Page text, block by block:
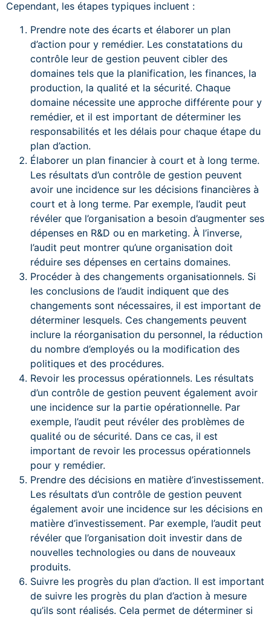
Cependant, les étapes typiques incluent :
Prendre note des écarts et élaborer un plan
d’action pour y remédier. Les constatations du
contrôle leur de gestion peuvent cibler des
domaines tels que la planification, les finances, la
production, la qualité et la sécurité. Chaque
domaine nécessite une approche différente pour y
remédier, et il est important de déterminer les
responsabilités et les délais pour chaque étape du
plan d’action.
Élaborer un plan financier à court et à long terme.
Les résultats d’un contrôle de gestion peuvent
avoir une incidence sur les décisions financières à
court et à long terme. Par exemple, l’audit peut
révéler que l’organisation a besoin d’augmenter ses
dépenses en R&D ou en marketing. À l’inverse,
l’audit peut montrer qu’une organisation doit
réduire ses dépenses en certains domaines.
Procéder à des changements organisationnels. Si
les conclusions de l’audit indiquent que des
changements sont nécessaires, il est important de
déterminer lesquels. Ces changements peuvent
inclure la réorganisation du personnel, la réduction
du nombre d’employés ou la modification des
politiques et des procédures.
Revoir les processus opérationnels. Les résultats
d’un contrôle de gestion peuvent également avoir
une incidence sur la partie opérationnelle. Par
exemple, l’audit peut révéler des problèmes de
qualité ou de sécurité. Dans ce cas, il est
important de revoir les processus opérationnels
pour y remédier.
Prendre des décisions en matière d’investissement.
Les résultats d’un contrôle de gestion peuvent
également avoir une incidence sur les décisions en
matière d’investissement. Par exemple, l’audit peut
révéler que l’organisation doit investir dans de
nouvelles technologies ou dans de nouveaux
produits.
Suivre les progrès du plan d’action. Il est important
de suivre les progrès du plan d’action à mesure
qu’ils sont réalisés. Cela permet de déterminer si